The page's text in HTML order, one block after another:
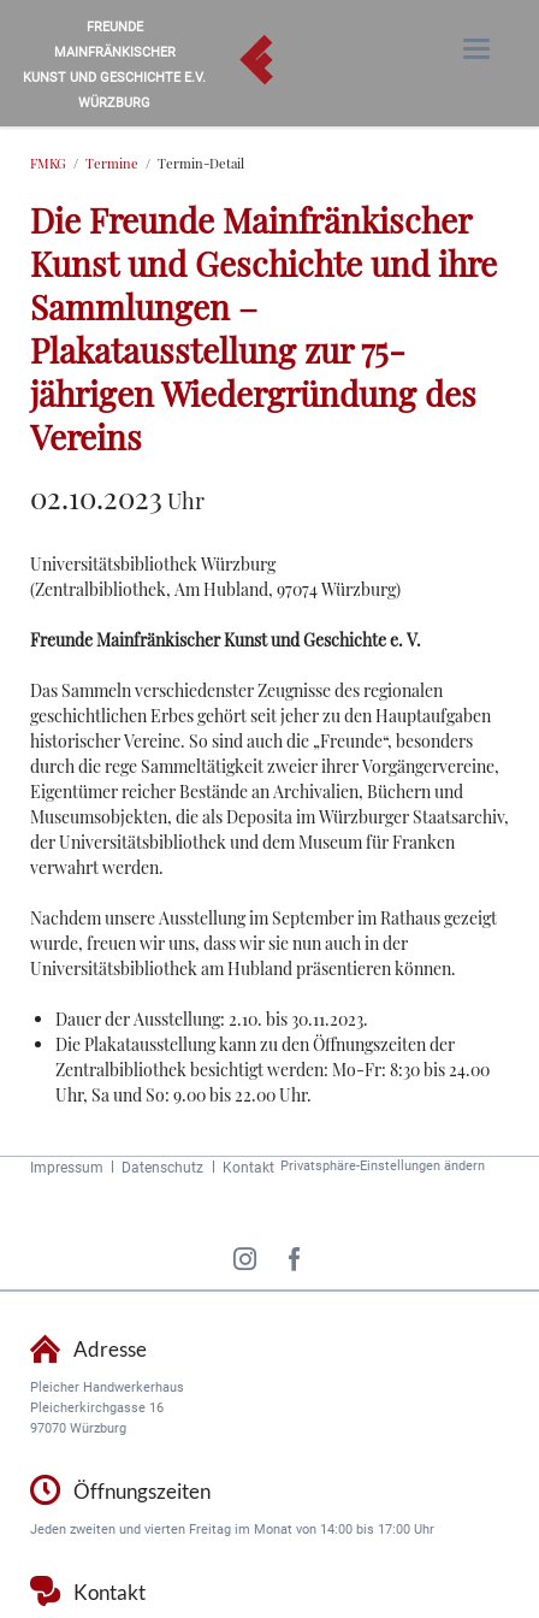
FREUNDE
MAINFRÄNKISCHER
KUNST UND GESCHICHTE E.V.
WÜRZBURG
FMKG Termine Termin-Detail
Die Freunde Mainfränkischer
Kunst und Geschichte und ihre
Sammlungen –
Plakatausstellung zur 75-
jährigen Wiedergründung des
Vereins
02.10.2023 Uhr
Universitätsbibliothek Würzburg
(Zentralbibliothek, Am Hubland, 97074 Würzburg)
Freunde Mainfränkischer Kunst und Geschichte e. V.
Das Sammeln verschiedenster Zeugnisse des regionalen
geschichtlichen Erbes gehört seit jeher zu den Hauptaufgaben
historischer Vereine. So sind auch die „Freunde“, besonders
durch die rege Sammeltätigkeit zweier ihrer Vorgängervereine,
Eigentümer reicher Bestände an Archivalien, Büchern und
Museumsobjekten, die als Deposita im Würzburger Staatsarchiv,
der Universitätsbibliothek und dem Museum für Franken
verwahrt werden.
Nachdem unsere Ausstellung im September im Rathaus gezeigt
wurde, freuen wir uns, dass wir sie nun auch in der
Universitätsbibliothek am Hubland präsentieren können.
Dauer der Ausstellung: 2.10. bis 30.11.2023.
Die Plakatausstellung kann zu den Öffnungszeiten der
Zentralbibliothek besichtigt werden: Mo-Fr: 8:30 bis 24.00
Uhr, Sa und So: 9.00 bis 22.00 Uhr.
Navigation
Impressum Datenschutz Kontakt Privatsphäre-Einstellungen ändern
Adresse
Pleicher Handwerkerhaus
Pleicherkirchgasse 16
97070 Würzburg
Öffnungszeiten
Jeden zweiten und vierten Freitag im Monat von 14:00 bis 17:00 Uhr
Kontakt